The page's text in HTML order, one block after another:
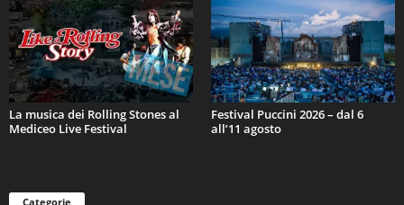
La musica dei Rolling Stones al
Mediceo Live Festival
Festival Puccini 2026 – dal 6
all’11 agosto
Categorie